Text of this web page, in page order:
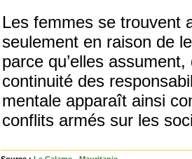
Les femmes se trouvent
seulement en raison de
parce qu’elles
continuité des
mentale apparaît ainsi
conflits armés sur les